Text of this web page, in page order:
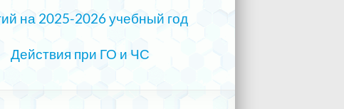
на 2025-2026 учебный год
Действия при ГО и ЧС